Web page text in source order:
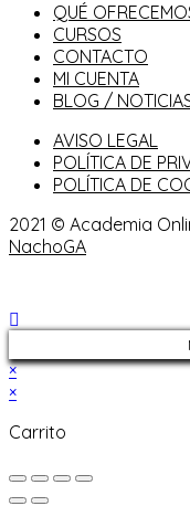
QUÉ
CURSOS
CONTACTO
MI CUENTA
BLOG /
AVISO LEGAL
POLÍTICA DE
POLÍTICA DE
2021 © Academia
NachoGA
×
×
Carrito